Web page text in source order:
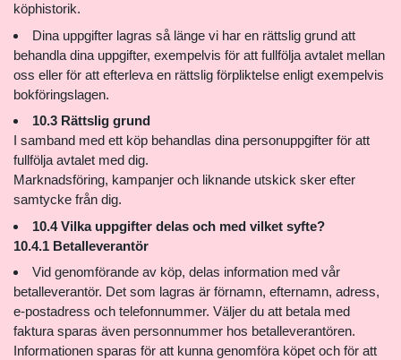
köphistorik.
Dina uppgifter lagras så länge vi har en rättslig grund att
behandla dina uppgifter, exempelvis för att fullfölja avtalet mellan
oss eller för att efterleva en rättslig förpliktelse enligt exempelvis
bokföringslagen.
10.3 Rättslig grund
I samband med ett köp behandlas dina personuppgifter för att
fullfölja avtalet med dig.
Marknadsföring, kampanjer och liknande utskick sker efter
samtycke från dig.
10.4 Vilka uppgifter delas och med vilket syfte?
10.4.1 Betalleverantör
Vid genomförande av köp, delas information med vår
betalleverantör. Det som lagras är förnamn, efternamn, adress,
e-postadress och telefonnummer. Väljer du att betala med
faktura sparas även personnummer hos betalleverantören.
Informationen sparas för att kunna genomföra köpet och för att